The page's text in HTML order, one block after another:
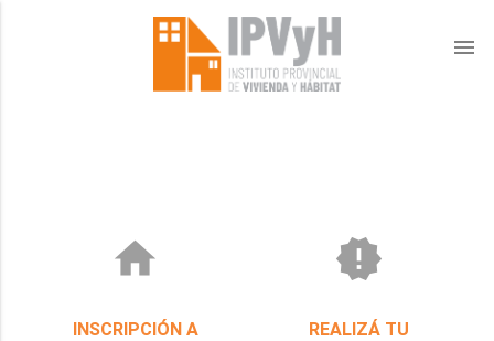
menu
home
INSCRIPCIÓN A
new_releases
REALIZÁ TU